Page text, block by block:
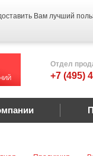
Вам лучший
Отдел
+7 (495)